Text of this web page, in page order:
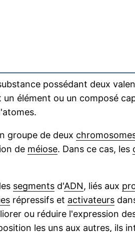
possédant deux
élément ou un composé
groupe de deux
de méiose. Dans ce cas, les
segments d'ADN, liés aux
répressifs et activateurs
ou réduire l'expression
les uns aux autres, ils